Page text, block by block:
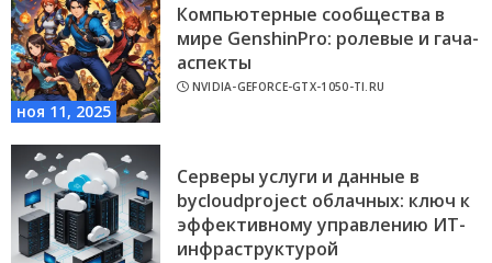
ноя 11, 2025
Компьютерные сообщества в
мире GenshinPro: ролевые и гача-
аспекты
NVIDIA-GEFORCE-GTX-1050-TI.RU
Серверы услуги и данные в
bycloudproject облачных: ключ к
эффективному управлению ИТ-
инфраструктурой